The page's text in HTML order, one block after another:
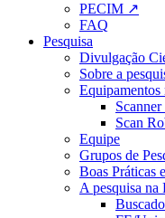
PECIM ↗
FAQ
Pesquisa
Divulgação
Sobre a
Scan
Equipe
Grupos de
Boas Práticas
A pesquisa na